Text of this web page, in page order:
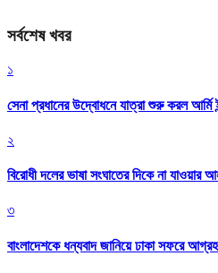
সর্বশেষ খবর
১
সেনা প্রধানের উদ্বোধনে যাত্রা শুরু করল আর্মি
২
বিরোধী দলের ভাষা সংঘাতের দিকে না যাওয়ার
৩
বাংলাদেশকে ধন্যবাদ জানিয়ে ঢাকা সফরে